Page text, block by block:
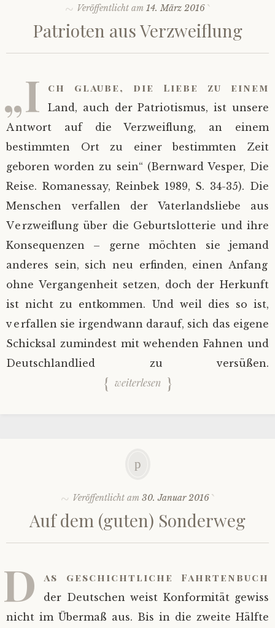
Veröffentlicht am14. März 2016
Patrioten aus Verzweiflung
„I ch glaube, die Liebe zu einem
Land, auch der Patriotismus, ist unsere
Antwort auf die Verzweiflung, an einem
bestimmten Ort zu einer bestimmten Zeit
geboren worden zu sein“ (Bernward Vesper, Die
Reise. Romanessay, Reinbek 1989, S. 34-35). Die
Menschen verfallen der Vaterlandsliebe aus
Verzweiflung über die Geburtslotterie und ihre
Konsequenzen – gerne möchten sie jemand
anderes sein, sich neu erfinden, einen Anfang
ohne Vergangenheit setzen, doch der Herkunft
ist nicht zu entkommen. Und weil dies so ist,
verfallen sie irgendwann darauf, sich das eigene
Schicksal zumindest mit wehenden Fahnen und
Deutschlandlied zu versüßen.
weiterlesen
Veröffentlicht am30. Januar 2016
Auf dem (guten) Sonderweg
D as geschichtliche Fahrtenbuch
der Deutschen weist Konformität gewiss
nicht im Übermaß aus. Bis in die zweite Hälfte